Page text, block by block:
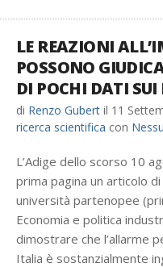
LE REAZIONI
POSSONO
DI POCHI DATI SUI
di Renzo Gubert il 11
ricerca scientifica con
L’Adige dello scorso 10
prima pagina un articolo
università partenopee
Economia e politica
dimostrare che l’allarme
Italia è sostanzialmente